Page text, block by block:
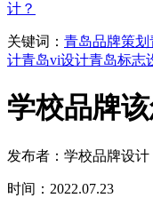
计？
关键词： 青岛品牌策划
计青岛vi设计青岛标志
学校品牌
发布者：学校品牌设计
时间：2022.07.23